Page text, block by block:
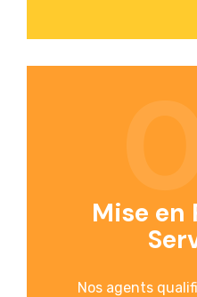
Mise en
Nos agents